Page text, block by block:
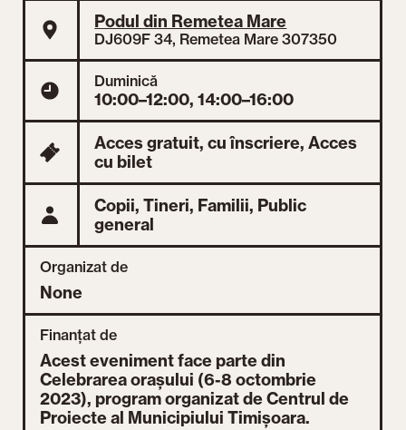
Podul din Remetea Mare
DJ609F 34, Remetea Mare 307350
Duminică
10:00–12:00, 14:00–16:00
Acces gratuit, cu înscriere, Acces
cu bilet
Copii, Tineri, Familii, Public
general
Organizat de
None
Finanțat de
Acest eveniment face parte din
Celebrarea orașului (6-8 octombrie
2023), program organizat de Centrul de
Proiecte al Municipiului Timișoara.